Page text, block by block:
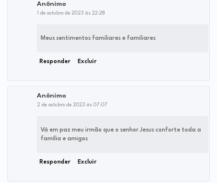
Anônimo
1 de outubro de 2023 às 22:28
Meus sentimentos familiares e familiares
Responder Excluir
Anônimo
2 de outubro de 2023 às 07:07
Vá em paz meu irmão que o senhor Jesus conforte toda a
família e amigos
Responder Excluir